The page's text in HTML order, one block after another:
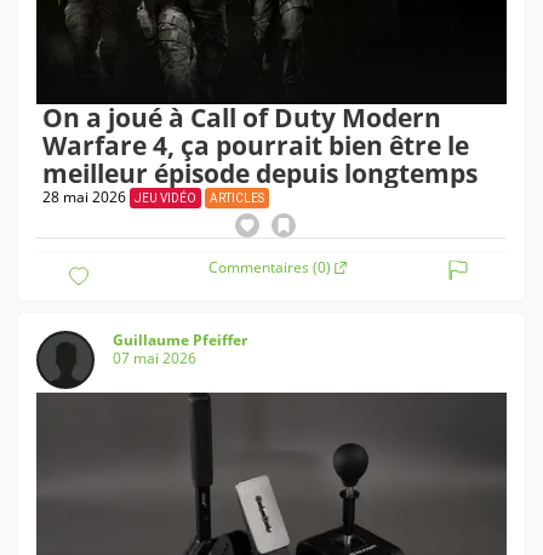
On a joué à Call of Duty Modern
Warfare 4, ça pourrait bien être le
meilleur épisode depuis longtemps
28 mai 2026 JEU VIDÉO ARTICLES
Commentaires (0)
Guillaume Pfeiffer
07 mai 2026